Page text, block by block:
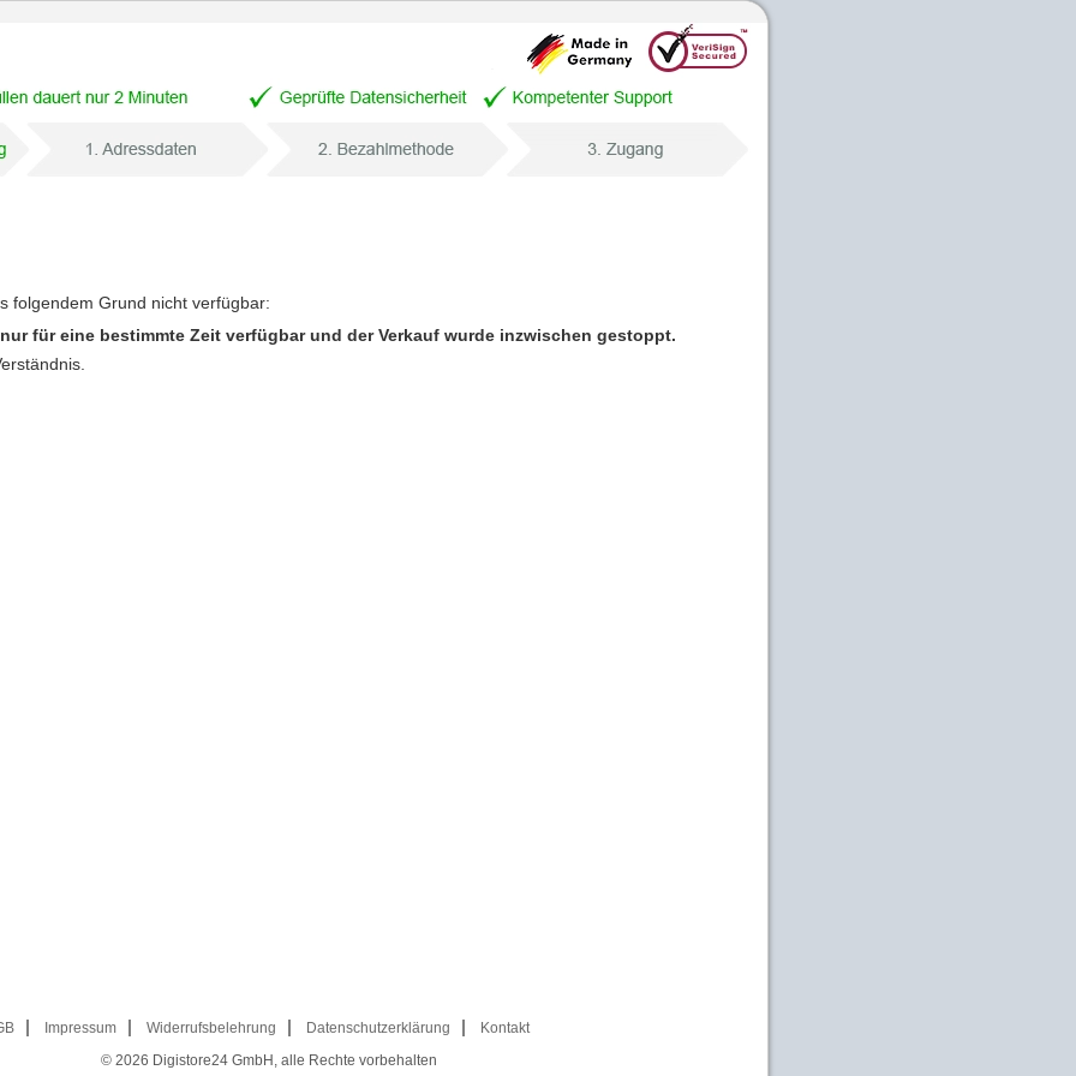
folgendem Grund nicht verfügbar:
für eine bestimmte Zeit verfügbar und der Verkauf wurde inzwischen gestoppt.
Impressum Widerrufsbelehrung Datenschutzerklärung
Kontakt
© 2026 Digistore24 GmbH, alle Rechte vorbehalten